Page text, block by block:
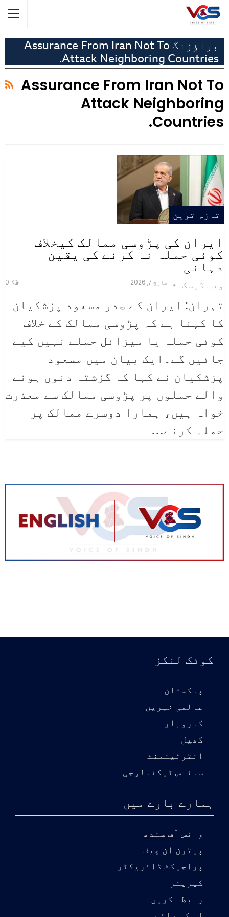
براؤزنگ Assurance From Iran Not To
Attack Neighboring Countries.
Assurance From Iran Not To
Attack Neighboring
Countries.
تازہ ترین
ایران کی پڑوسی ممالک کیخلاف
کوئی حملہ نہ کرنے کی یقین
دہانی
ویب ڈیسک مارچ 7, 2026
تہران: ایران کے صدر مسعود پزشکیان
کا کہنا ہے کہ پڑوسی ممالک کے خلاف
کوئی حملہ یا میزائل حملے نہیں کیے
جائیں گے۔ایک بیان میں مسعود
پزشکیان نے کہا کہ گزشتہ دنوں ہونے
والے حملوں پر پڑوسی ممالک سے معذرت
خواہ ہیں، ہمارا دوسرے ممالک پر
حملہ کرنے…
کوئک لنکز
پاکستان
عالمی خبریں
کاروبار
کھیل
انٹرٹینمنٹ
سائنس ٹیکنالوجی
ہمارے بارے میں
وائس آف سندھ
پیٹرن ان چیف
پراجیکٹ ڈائریکٹر
کیریئر
رابطہ کریں